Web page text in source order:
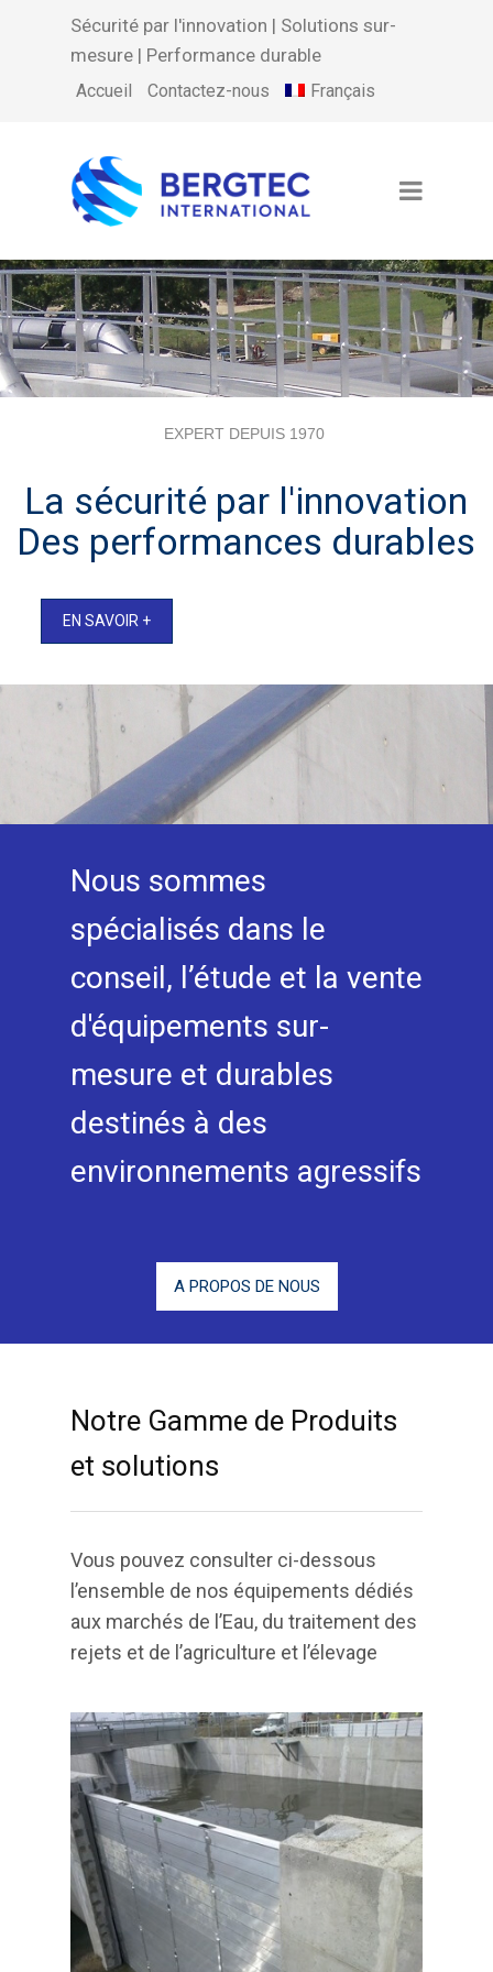
Sécurité par l'innovation | Solutions sur-
mesure | Performance durable
Accueil Contactez-nous Français
EXPERT DEPUIS 1970
La sécurité par l'innovation
Des performances durables
EN SAVOIR +
Nous sommes
spécialisés dans le
conseil, l’étude et la vente
d'équipements sur-
mesure et durables
destinés à des
environnements agressifs
A PROPOS DE NOUS
Notre Gamme de Produits
et solutions
Vous pouvez consulter ci-dessous
l’ensemble de nos équipements dédiés
aux marchés de l’Eau, du traitement des
rejets et de l’agriculture et l’élevage